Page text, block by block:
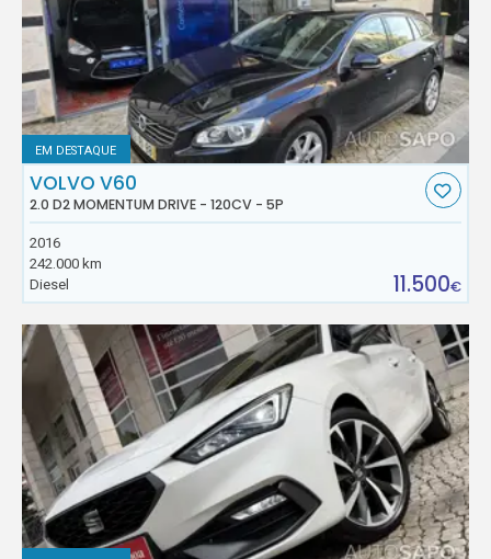
EM DESTAQUE
VOLVO V60
2.0 D2 MOMENTUM DRIVE - 120CV - 5P
2016
242.000 km
Diesel
11.500€